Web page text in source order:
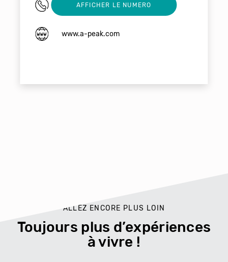
06 62 69 55 79
AFFICHER LE NUMERO
www.a-peak.com
ALLEZ ENCORE PLUS LOIN
Toujours plus d’expériences
à vivre !